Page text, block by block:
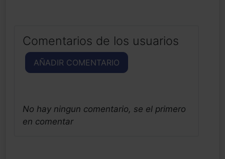
Comentarios de los usuarios
AÑADIR COMENTARIO
No hay ningun comentario, se el primero
en comentar